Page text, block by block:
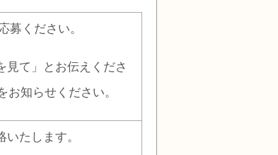
ください。
て」とお伝えくださ
知らせください。
たします。